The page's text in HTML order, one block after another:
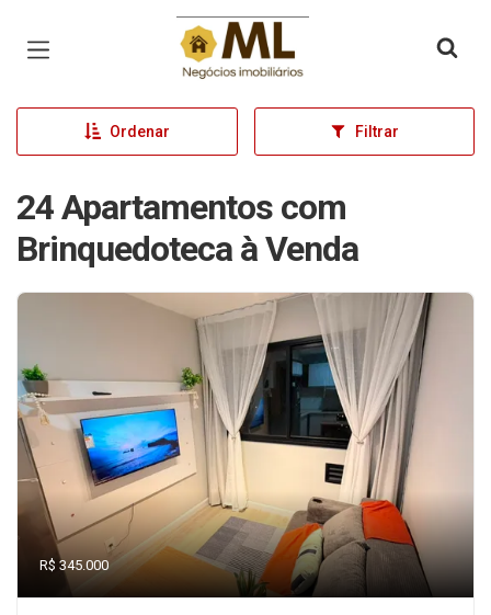
Página inicial
Ordenar Filtrar
24 Apartamentos com
Brinquedoteca à Venda
R$ 345.000